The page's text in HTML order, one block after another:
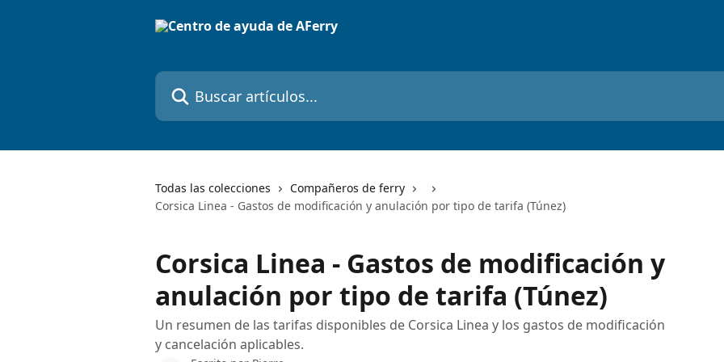
Buscar artículos...
Todas las colecciones
Compañeros de ferry
Corsica Linea - Gastos de modificación y anulación por tipo de tarifa (Túnez)
Corsica Linea - Gastos de modificación y
anulación por tipo de tarifa (Túnez)
Un resumen de las tarifas disponibles de Corsica Linea y los gastos de modificación
y cancelación aplicables.